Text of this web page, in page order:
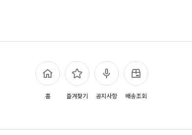
홈 즐겨찾기 공지사항 배송조회